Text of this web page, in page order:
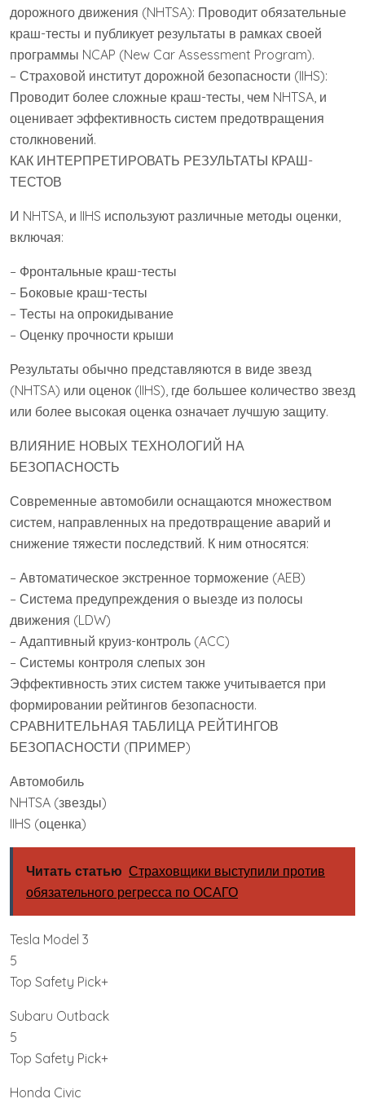
дорожного движения (NHTSA): Проводит обязательные
краш-тесты и публикует результаты в рамках своей
программы NCAP (New Car Assessment Program).
– Страховой институт дорожной безопасности (IIHS):
Проводит более сложные краш-тесты, чем NHTSA, и
оценивает эффективность систем предотвращения
столкновений.
КАК ИНТЕРПРЕТИРОВАТЬ РЕЗУЛЬТАТЫ КРАШ-
ТЕСТОВ
И NHTSA, и IIHS используют различные методы оценки,
включая:
– Фронтальные краш-тесты
– Боковые краш-тесты
– Тесты на опрокидывание
– Оценку прочности крыши
Результаты обычно представляются в виде звезд
(NHTSA) или оценок (IIHS), где большее количество звезд
или более высокая оценка означает лучшую защиту.
ВЛИЯНИЕ НОВЫХ ТЕХНОЛОГИЙ НА
БЕЗОПАСНОСТЬ
Современные автомобили оснащаются множеством
систем, направленных на предотвращение аварий и
снижение тяжести последствий. К ним относятся:
– Автоматическое экстренное торможение (AEB)
– Система предупреждения о выезде из полосы
движения (LDW)
– Адаптивный круиз-контроль (ACC)
– Системы контроля слепых зон
Эффективность этих систем также учитывается при
формировании рейтингов безопасности.
СРАВНИТЕЛЬНАЯ ТАБЛИЦА РЕЙТИНГОВ
БЕЗОПАСНОСТИ (ПРИМЕР)
Автомобиль
NHTSA (звезды)
IIHS (оценка)
Читать статью Страховщики выступили против
обязательного регресса по ОСАГО
Tesla Model 3
5
Top Safety Pick+
Subaru Outback
5
Top Safety Pick+
Honda Civic